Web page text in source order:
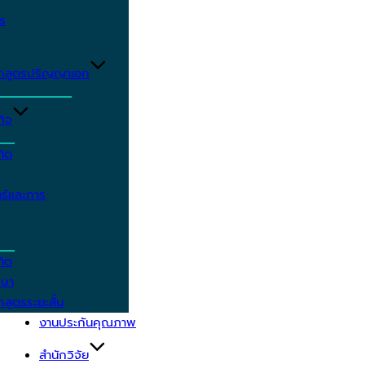
สูตรปริญญาเอก
จ
ต
ละการ
ต
า
ตรระยะสั้น
งานประกันคุณภาพ
สำนักวิจัย